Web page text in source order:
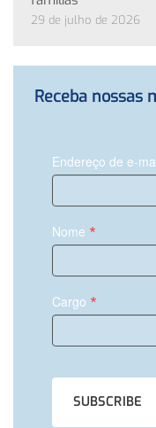
29 de julho de 2026
Receba nossas
Endereço de e-
Nome *
Cargo *